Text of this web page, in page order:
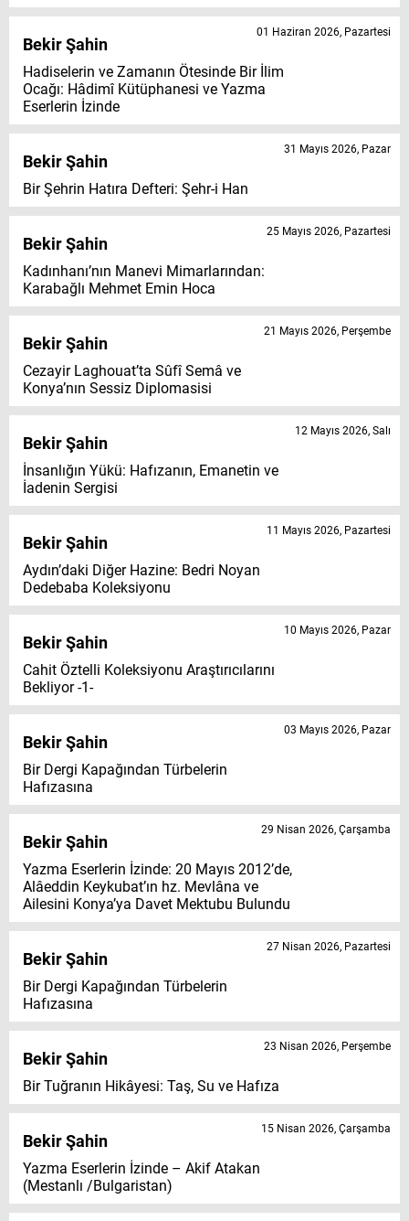
Bekir Şahin
Hadiselerin ve Zamanın Ötesinde Bir İlim
Ocağı: Hâdimî Kütüphanesi ve Yazma
Eserlerin İzinde
01 Haziran 2026, Pazartesi
Bekir Şahin
Bir Şehrin Hatıra Defteri: Şehr-i Han
31 Mayıs 2026, Pazar
Bekir Şahin
Kadınhanı’nın Manevi Mimarlarından:
Karabağlı Mehmet Emin Hoca
25 Mayıs 2026, Pazartesi
Bekir Şahin
Cezayir Laghouat’ta Sûfî Semâ ve
Konya’nın Sessiz Diplomasisi
21 Mayıs 2026, Perşembe
Bekir Şahin
İnsanlığın Yükü: Hafızanın, Emanetin ve
İadenin Sergisi
12 Mayıs 2026, Salı
Bekir Şahin
Aydın’daki Diğer Hazine: Bedri Noyan
Dedebaba Koleksiyonu
11 Mayıs 2026, Pazartesi
Bekir Şahin
Cahit Öztelli Koleksiyonu Araştırıcılarını
Bekliyor -1-
10 Mayıs 2026, Pazar
Bekir Şahin
Bir Dergi Kapağından Türbelerin
Hafızasına
03 Mayıs 2026, Pazar
Bekir Şahin
Yazma Eserlerin İzinde: 20 Mayıs 2012’de,
Alâeddin Keykubat’ın hz. Mevlâna ve
Ailesini Konya’ya Davet Mektubu Bulundu
29 Nisan 2026, Çarşamba
Bekir Şahin
Bir Dergi Kapağından Türbelerin
Hafızasına
27 Nisan 2026, Pazartesi
Bekir Şahin
Bir Tuğranın Hikâyesi: Taş, Su ve Hafıza
23 Nisan 2026, Perşembe
Bekir Şahin
Yazma Eserlerin İzinde – Akif Atakan
(Mestanlı /Bulgaristan)
15 Nisan 2026, Çarşamba